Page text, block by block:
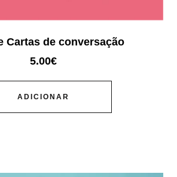
Cartas de conversação
5.00€
ADICIONAR